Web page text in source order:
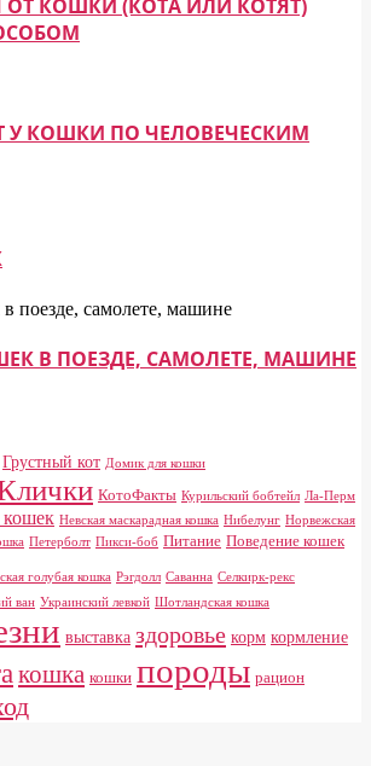
ОТ КОШКИ (КОТА ИЛИ КОТЯТ)
У КОШКИ ПО ЧЕЛОВЕЧЕСКИМ
В ПОЕЗДЕ, САМОЛЕТЕ, МАШИНЕ
Грустный кот Домик для кошки
КотоФакты Курильский бобтейл Ла-Перм
Невская маскарадная кошка Нибелунг Норвежская
Петерболт Пикси-боб Питание Поведение кошек
голубая кошка Рэгдолл Саванна Селкирк-рекс
ван Украинский левкой Шотландская кошка
выставка здоровье корм кормление
кошка кошки породы рацион